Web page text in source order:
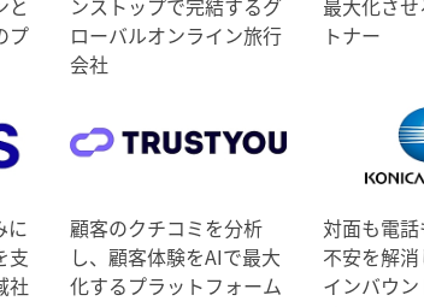
プ
ローバルオンライン旅行
会社
トナー
に
支
社
顧客のクチコミを分析
し、顧客体験をAIで最大
化するプラットフォーム
対面も電
不安を解
インバウ